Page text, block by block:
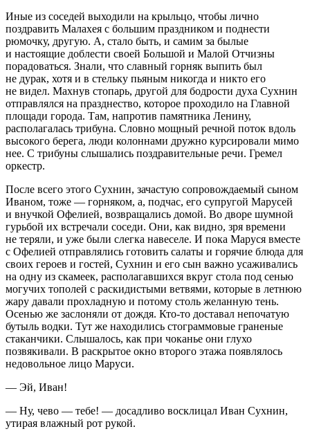
Иные из соседей выходили на крыльцо, чтобы лично
поздравить Малахея с большим праздником и поднести
рюмочку, другую. А, стало быть, и самим за былые
и настоящие доблести своей Большой и Малой Отчизны
порадоваться. Знали, что славный горняк выпить был
не дурак, хотя и в стельку пьяным никогда и никто его
не видел. Махнув стопарь, другой для бодрости духа Сухнин
отправлялся на празднество, которое проходило на Главной
площади города. Там, напротив памятника Ленину,
располагалась трибуна. Словно мощный речной поток вдоль
высокого берега, люди колоннами дружно курсировали мимо
нее. С трибуны слышались поздравительные речи. Гремел
оркестр.
После всего этого Сухнин, зачастую сопровождаемый сыном
Иваном, тоже — горняком, а, подчас, его супругой Марусей
и внучкой Офелией, возвращались домой. Во дворе шумной
гурьбой их встречали соседи. Они, как видно, зря времени
не теряли, и уже были слегка навеселе. И пока Маруся вместе
с Офелией отправлялись готовить салаты и горячие блюда для
своих героев и гостей, Сухнин и его сын важно усаживались
на одну из скамеек, располагавшихся вкруг стола под сенью
могучих тополей с раскидистыми ветвями, которые в летнюю
жару давали прохладную и потому столь желанную тень.
Осенью же заслоняли от дождя. Кто-то доставал непочатую
бутыль водки. Тут же находились стограммовые граненые
стаканчики. Слышалось, как при чоканье они глухо
позвякивали. В раскрытое окно второго этажа появлялось
недовольное лицо Маруси.
— Эй, Иван!
— Ну, чево — тебе! — досадливо восклицал Иван Сухнин,
утирая влажный рот рукой.